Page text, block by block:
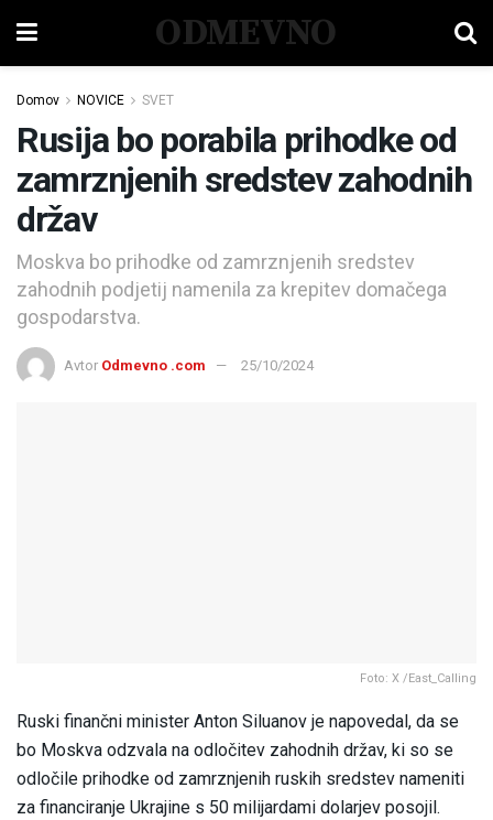
ODMEVNO
Domov NOVICE SVET
Rusija bo porabila prihodke od
zamrznjenih sredstev zahodnih
držav
Moskva bo prihodke od zamrznjenih sredstev
zahodnih podjetij namenila za krepitev domačega
gospodarstva.
Avtor Odmevno .com 25/10/2024
Foto: X /East_Calling
Ruski finančni minister Anton Siluanov je napovedal, da se
bo Moskva odzvala na odločitev zahodnih držav, ki so se
odločile prihodke od zamrznjenih ruskih sredstev nameniti
za financiranje Ukrajine s 50 milijardami dolarjev posojil.